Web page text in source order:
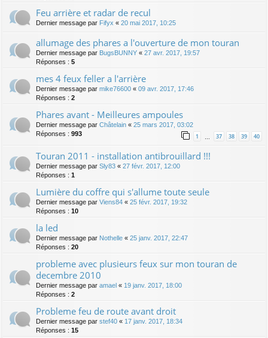
Feu arrière et radar de recul
Dernier message par Fifyx « 20 mai 2017, 10:25
allumage des phares a l'ouverture de mon touran
Dernier message par BugsBUNNY « 27 avr. 2017, 19:57
Réponses : 5
mes 4 feux feller a l'arrière
Dernier message par mike76600 « 09 avr. 2017, 17:46
Réponses : 2
Phares avant - Meilleures ampoules
Dernier message par Châtelain « 25 mars 2017, 03:02
Réponses : 993 1 37 38 39 40
Touran 2011 - installation antibrouillard !!!
Dernier message par Sly83 « 27 févr. 2017, 12:00
Réponses : 1
Lumière du coffre qui s'allume toute seule
Dernier message par Viens84 « 25 févr. 2017, 19:32
Réponses : 10
la led
Dernier message par Nothelle « 25 janv. 2017, 22:47
Réponses : 20
probleme avec plusieurs feux sur mon touran de
decembre 2010
Dernier message par amael « 19 janv. 2017, 18:00
Réponses : 2
Probleme feu de route avant droit
Dernier message par stef40 « 17 janv. 2017, 18:34
Réponses : 15